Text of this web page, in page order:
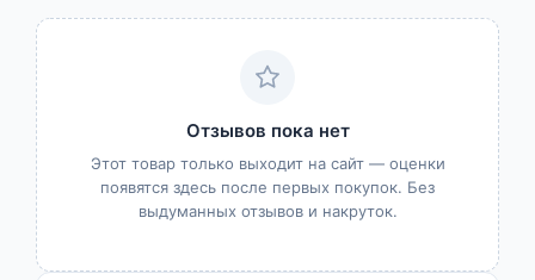
Отзывов пока нет
Этот товар только выходит на сайт — оценки
появятся здесь после первых покупок. Без
выдуманных отзывов и накруток.